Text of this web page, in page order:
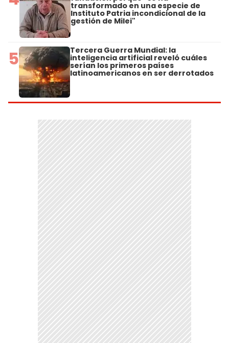
transformado en una especie de
Instituto Patria incondicional de la
gestión de Milei"
5 Tercera Guerra Mundial: la
inteligencia artificial reveló cuáles
serían los primeros países
latinoamericanos en ser derrotados